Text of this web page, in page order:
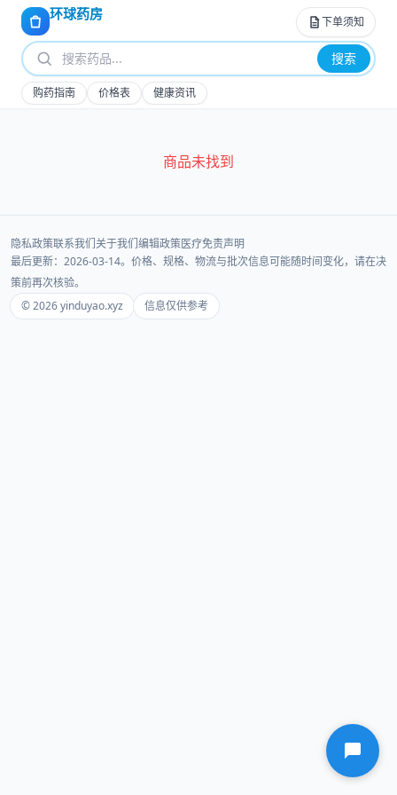
环球药房 下单须知
搜索
购药指南 价格表 健康资讯
商品未找到
隐私政策联系我们关于我们编辑政策医疗免责声明
最后更新：2026-03-14。价格、规格、物流与批次信息可能随时间变化，请在决
策前再次核验。
© 2026 yinduyao.xyz
信息仅供参考